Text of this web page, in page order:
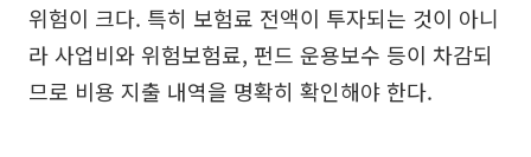
위험이 크다. 특히 보험료 전액이 투자되는 것이 아니
라 사업비와 위험보험료, 펀드 운용보수 등이 차감되
므로 비용 지출 내역을 명확히 확인해야 한다.